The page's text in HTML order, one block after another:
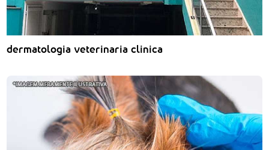
dermatologia veterinaria clinica